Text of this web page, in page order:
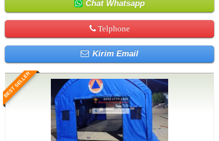
Chat Whatsapp
Telphone
Kirim Email
BEST SELLER